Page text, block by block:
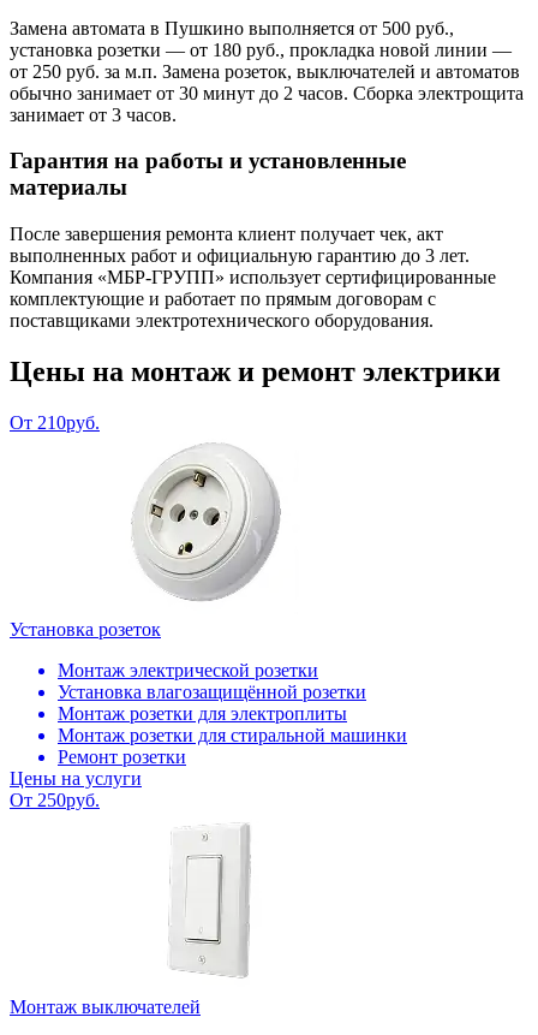
Замена автомата в Пушкино выполняется от 500 руб.,
установка розетки — от 180 руб., прокладка новой линии —
от 250 руб. за м.п. Замена розеток, выключателей и автоматов
обычно занимает от 30 минут до 2 часов. Сборка электрощита
занимает от 3 часов.
Гарантия на работы и установленные
материалы
После завершения ремонта клиент получает чек, акт
выполненных работ и официальную гарантию до 3 лет.
Компания «МБР-ГРУПП» использует сертифицированные
комплектующие и работает по прямым договорам с
поставщиками электротехнического оборудования.
Цены на монтаж и ремонт электрики
От 210руб.
Установка розеток
Монтаж электрической розетки
Установка влагозащищённой розетки
Монтаж розетки для электроплиты
Монтаж розетки для стиральной машинки
Ремонт розетки
Цены на услуги
От 250руб.
Монтаж выключателей